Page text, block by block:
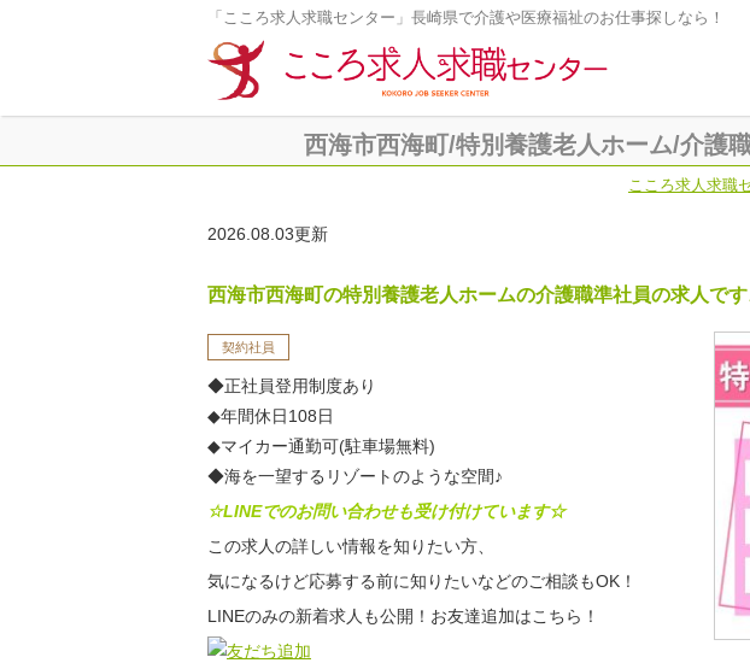
「こころ求人求職センター」長崎県で介護や医療福祉のお仕事探しなら！
西海市西海町/特別養護老人ホーム/介護
こころ求人求職
2026.08.03更新
西海市西海町の特別養護老人ホームの介護職準社員の求人です
契約社員
◆正社員登用制度あり
◆年間休日108日
◆マイカー通勤可(駐車場無料)
◆海を一望するリゾートのような空間♪
☆LINEでのお問い合わせも受け付けています☆
この求人の詳しい情報を知りたい方、
気になるけど応募する前に知りたいなどのご相談もOK！
LINEのみの新着求人も公開！お友達追加はこちら！